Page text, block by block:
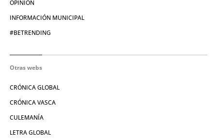
OPINIÓN
INFORMACIÓN MUNICIPAL
#BETRENDING
Otras webs
CRÓNICA GLOBAL
CRÓNICA VASCA
CULEMANÍA
LETRA GLOBAL